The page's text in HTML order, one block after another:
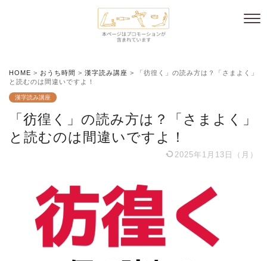
HOME > おうち時間 > 漢字読み講座 >
「彷徨く」の読み方は？「さまよく」
と読むのは間違いですよ！
漢字読み講座
「彷徨く」の読み方は？「さまよく」
と読むのは間違いですよ！
2025年1月13日（月）